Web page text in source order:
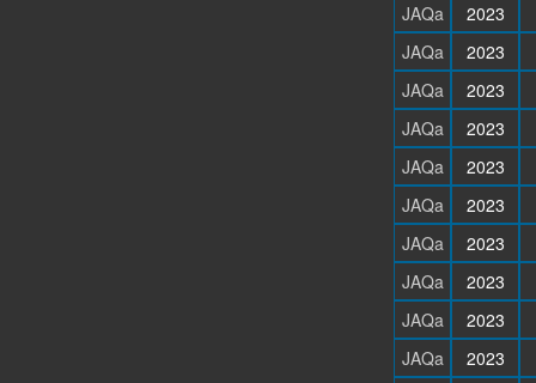
JAQa
2023
JAQa
2023
JAQa
2023
JAQa
2023
JAQa
2023
JAQa
2023
JAQa
2023
JAQa
2023
JAQa
2023
JAQa
2023